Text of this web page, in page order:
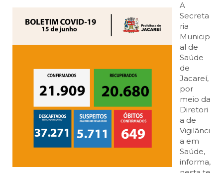
A
Secreta
ria
Municip
al de
Saúde
de
Jacareí,
por
meio da
Diretori
a de
Vigilânci
a em
Saúde,
informa,